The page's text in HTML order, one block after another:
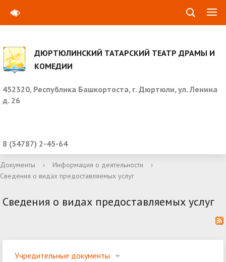
ДЮРТЮЛИНСКИЙ ТАТАРСКИЙ ТЕАТР ДРАМЫ И
КОМЕДИИ
452320, Республика Башкортоста, г. Дюртюли, ул. Ленина
д. 26
8 (34787) 2-45-64
Документы › Информация о деятельности
›
Сведения о видах предоставляемых услуг
Сведения о видах предоставляемых услуг
Учредительные документы